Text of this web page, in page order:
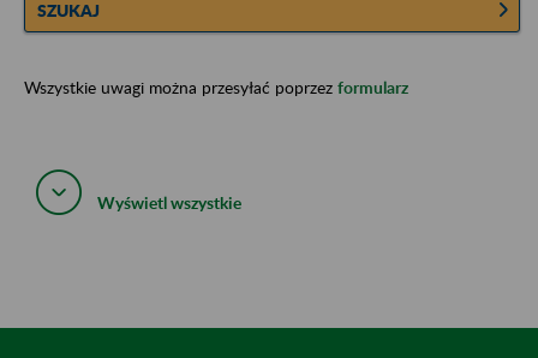
SZUKAJ
Wszystkie uwagi można przesyłać poprzez formularz
Wyświetl wszystkie